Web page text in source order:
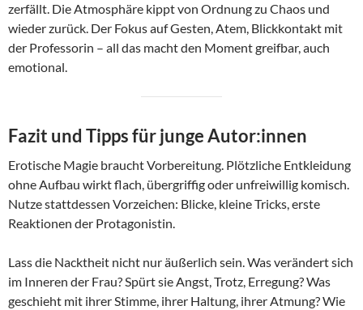
zerfällt. Die Atmosphäre kippt von Ordnung zu Chaos und
wieder zurück. Der Fokus auf Gesten, Atem, Blickkontakt mit
der Professorin – all das macht den Moment greifbar, auch
emotional.
Fazit und Tipps für junge Autor:innen
Erotische Magie braucht Vorbereitung. Plötzliche Entkleidung
ohne Aufbau wirkt flach, übergriffig oder unfreiwillig komisch.
Nutze stattdessen Vorzeichen: Blicke, kleine Tricks, erste
Reaktionen der Protagonistin.
Lass die Nacktheit nicht nur äußerlich sein. Was verändert sich
im Inneren der Frau? Spürt sie Angst, Trotz, Erregung? Was
geschieht mit ihrer Stimme, ihrer Haltung, ihrer Atmung? Wie